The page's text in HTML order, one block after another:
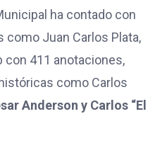
ha contado con
Juan Carlos Plata,
con 411 anotaciones,
como Carlos
Anderson y Carlos “El